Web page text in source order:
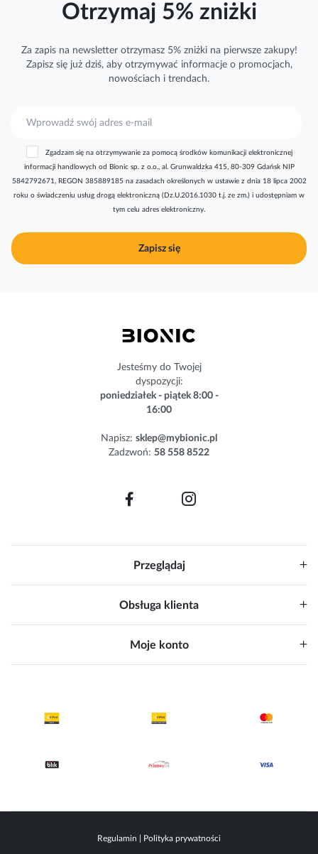
Otrzymaj 5% zniżki
Za zapis na newsletter otrzymasz 5% zniżki na pierwsze zakupy!
Zapisz się już dziś, aby otrzymywać informacjeo promocjach,
nowościach i trendach.
r
y
j
n
Zapisz się
Zgadzam się na otrzymywanie za pomocą środków komunikacji elektronicznej
informacji handlowych od Bionic sp. z o.o., al. Grunwaldzka 415, 80-309 Gdańsk NIP
5842792671, REGON 385889185 na zasadach określonych w ustawie z dnia 18 lipca 2002
roku o świadczeniu usług drogą elektroniczną (Dz.U.2016.1030 t.j. ze zm.) i udostępniam w
tym celu adres elektroniczny.
Jesteśmy do Twojej
dyspozycji:
poniedziałek - piątek 8:00 -
16:00
Napisz: sklep@mybionic.pl
Zadzwoń: 58 558 8522
Przeglądaj
Obsługa klienta
Moje konto
Regulamin Polityka prywatności